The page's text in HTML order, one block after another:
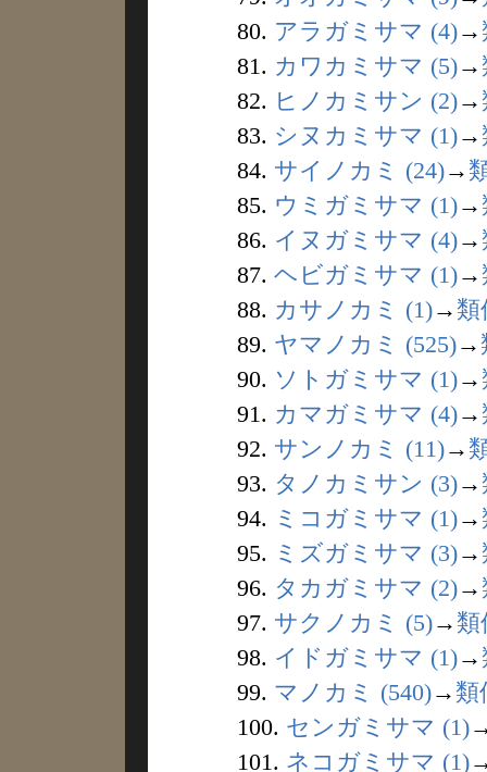
80. アラガミサマ (4)→
81. カワカミサマ (5)→
82. ヒノカミサン (2)→
83. シヌカミサマ (1)→
84. サイノカミ (24)→
85. ウミガミサマ (1)→
86. イヌガミサマ (4)→
87. ヘビガミサマ (1)→
88. カサノカミ (1)→ 類
89. ヤマノカミ (525)→
90. ソトガミサマ (1)→
91. カマガミサマ (4)→
92. サンノカミ (11)→
93. タノカミサン (3)→
94. ミコガミサマ (1)→
95. ミズガミサマ (3)→
96. タカガミサマ (2)→
97. サクノカミ (5)→ 類
98. イドガミサマ (1)→
99. マノカミ (540)→ 類
100. センガミサマ (1)
101. ネコガミサマ (1)